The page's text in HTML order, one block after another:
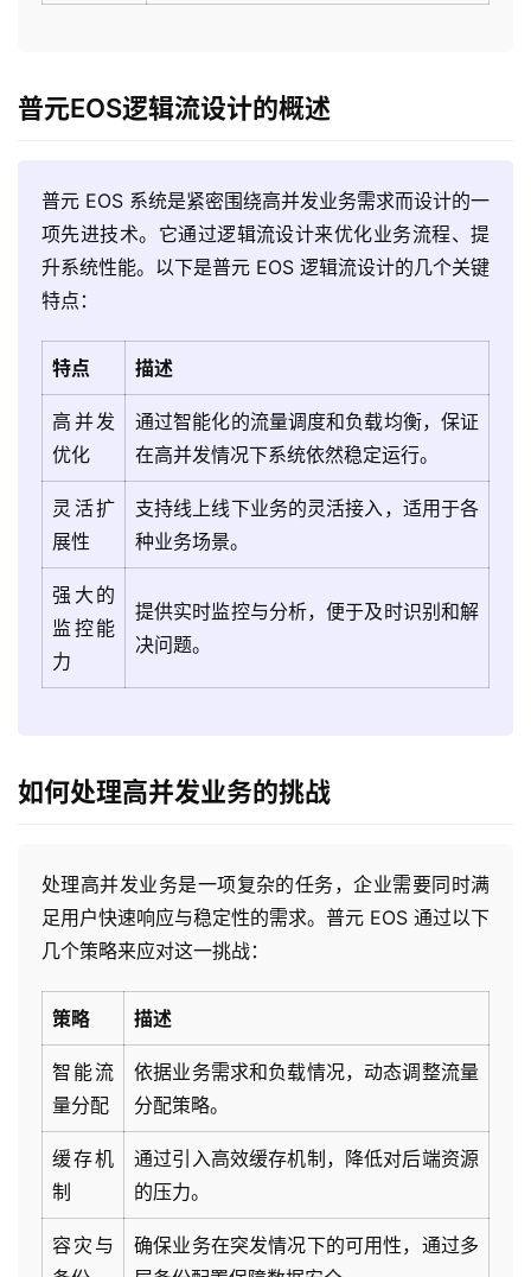
普元EOS逻辑流设计的概述
普元 EOS 系统是紧密围绕高并发业务需求而设计的一
项先进技术。它通过逻辑流设计来优化业务流程、提
升系统性能。以下是普元 EOS 逻辑流设计的几个关键
特点：
特点 描述
高并发
优化
通过智能化的流量调度和负载均衡，保证
在高并发情况下系统依然稳定运行。
灵活扩
展性
支持线上线下业务的灵活接入，适用于各
种业务场景。
强大的
监控能
力
提供实时监控与分析，便于及时识别和解
决问题。
如何处理高并发业务的挑战
处理高并发业务是一项复杂的任务，企业需要同时满
足用户快速响应与稳定性的需求。普元 EOS 通过以下
几个策略来应对这一挑战：
策略 描述
智能流
量分配
依据业务需求和负载情况，动态调整流量
分配策略。
缓存机
制
通过引入高效缓存机制，降低对后端资源
的压力。
容灾与
确保业务在突发情况下的可用性，通过多